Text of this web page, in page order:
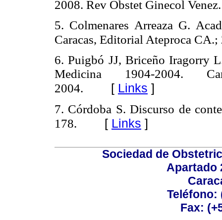
2008. Rev Obstet Ginecol
5. Colmenares Arreaza G.
Caracas, Editorial Ateproca CA.;
6. Puigbó JJ, Briceño Iragorry
Medicina 1904-2004.
2004. [ Links ]
7. Córdoba S. Discurso de
178. [ Links ]
Sociedad de
Apartado
Teléfono:
Fax: